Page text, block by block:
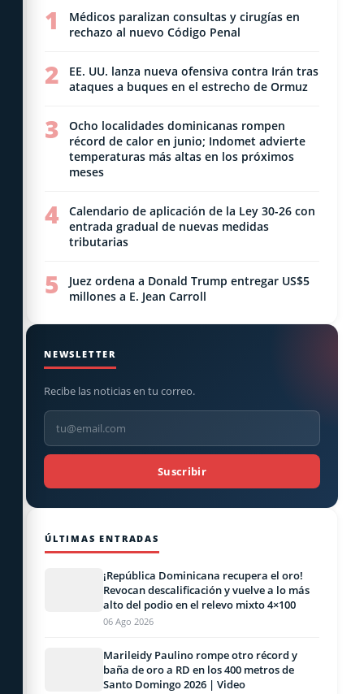
1
Médicos paralizan consultas y cirugías en
rechazo al nuevo Código Penal
2
EE. UU. lanza nueva ofensiva contra Irán tras
ataques a buques en el estrecho de Ormuz
3
Ocho localidades dominicanas rompen
récord de calor en junio; Indomet advierte
temperaturas más altas en los próximos
meses
4
Calendario de aplicación de la Ley 30-26 con
entrada gradual de nuevas medidas
tributarias
5
Juez ordena a Donald Trump entregar US$5
millones a E. Jean Carroll
NEWSLETTER
Recibe las noticias en tu correo.
Suscribir
ÚLTIMAS ENTRADAS
¡República Dominicana recupera el oro!
Revocan descalificación y vuelve a lo más
alto del podio en el relevo mixto 4×100
06 Ago 2026
Marileidy Paulino rompe otro récord y
baña de oro a RD en los 400 metros de
Santo Domingo 2026 | Video